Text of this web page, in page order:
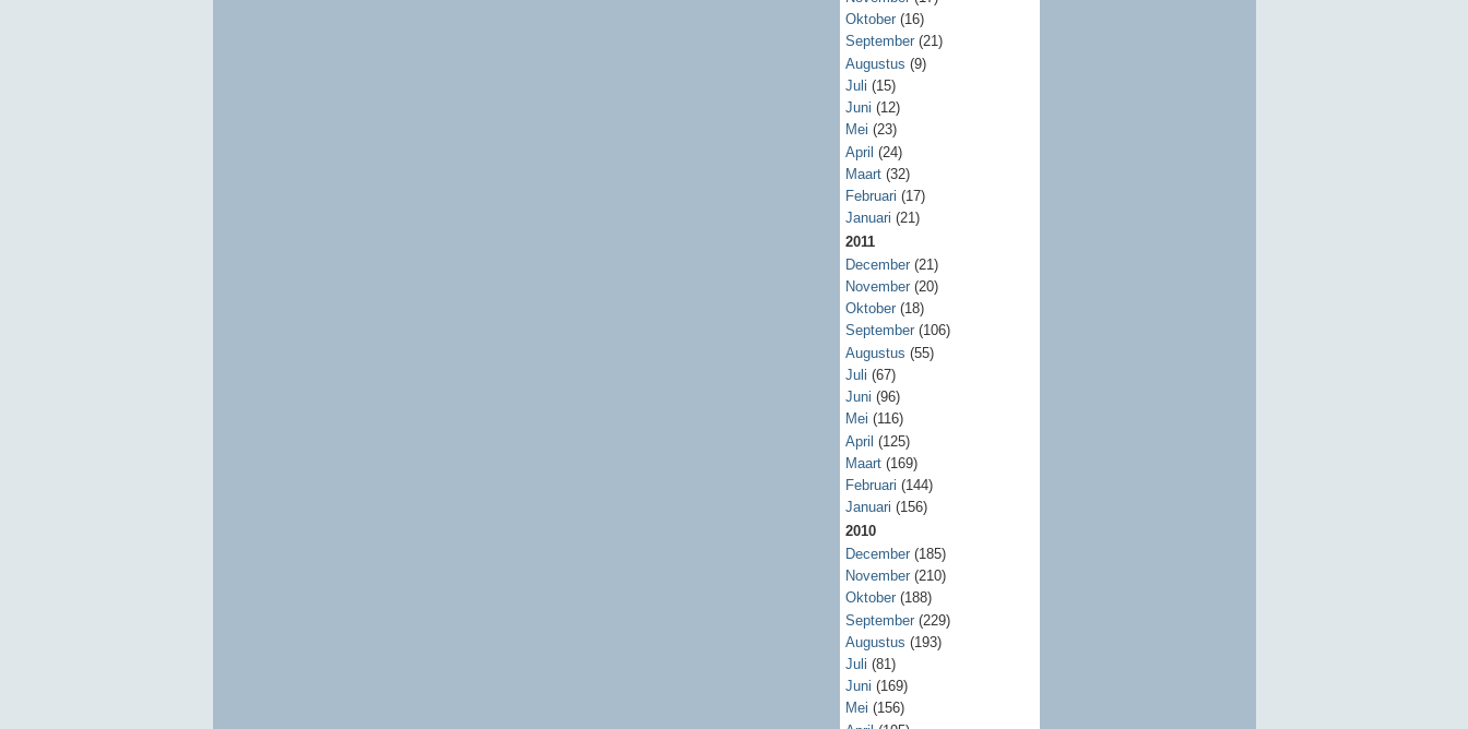
Oktober(16)
September(21)
Augustus (9)
Juli (15)
Juni (12)
Mei (23)
April (24)
Maart(32)
Februari (17)
Januari (21)
2011
December(21)
November(20)
Oktober(18)
September(106)
Augustus (55)
Juli (67)
Juni (96)
Mei (116)
April (125)
Maart(169)
Februari (144)
Januari (156)
2010
December(185)
November(210)
Oktober(188)
September(229)
Augustus (193)
Juli (81)
Juni (169)
Mei (156)